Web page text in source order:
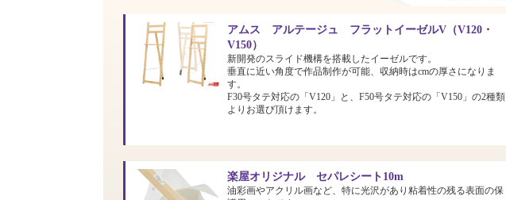
アムス アルテージュ フラットイーゼルV（V120・
V150）
新開発のスライド機構を搭載したイーゼルです。
垂直に近い角度で作品制作が可能、収納時はcmの厚さになりま
す。
F30号タテ対応の「V120」と、F50号タテ対応の「V150」の2種類
よりお選び頂けます。
楽屋オリジナル セパレシート10m
油彩画やアクリル画など、特に光沢があり粘着性の残る表面の保